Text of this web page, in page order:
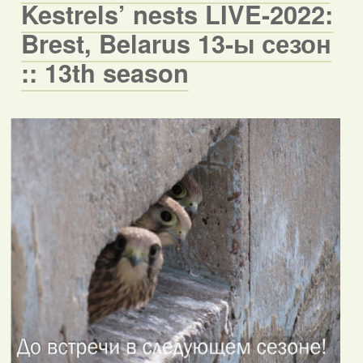
Kestrels’ nests LIVE-2022:
Brest, Belarus 13-ы сезон
:: 13th season